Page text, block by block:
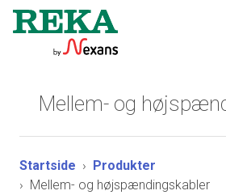
Mellem- og
Startside
Produkter
Mellem- og højspændingskabler